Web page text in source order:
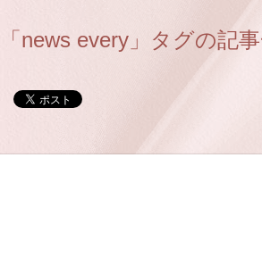
「news every」タグの記